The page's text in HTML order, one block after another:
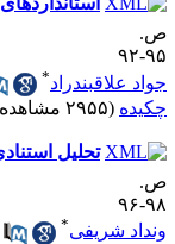
۹۲
علاقبندراد *
(۲۹۵۵ مشاهده)
تحلیل استنادی
۹۶
شریفی